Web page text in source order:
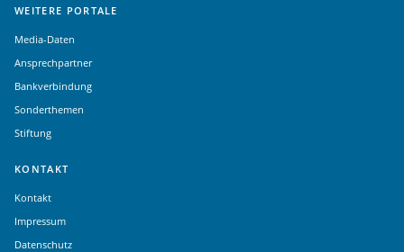
WEITERE PORTALE
Media-Daten
Ansprechpartner
Bankverbindung
Sonderthemen
Stiftung
KONTAKT
Kontakt
Impressum
Datenschutz